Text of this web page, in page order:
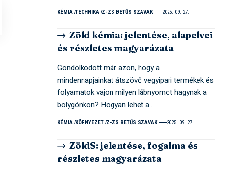
KÉMIA TECHNIKA Z-ZS BETŰS SZAVAK 2025. 09. 27.
Zöld kémia: jelentése, alapelvei
és részletes magyarázata
Gondolkodott már azon, hogy a
mindennapjainkat átszövő vegyipari termékek és
folyamatok vajon milyen lábnyomot hagynak a
bolygónkon? Hogyan lehet a…
KÉMIA KÖRNYEZET Z-ZS BETŰS SZAVAK 2025. 09. 27.
ZöldS: jelentése, fogalma és
részletes magyarázata